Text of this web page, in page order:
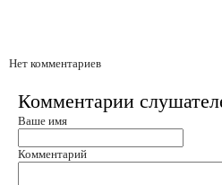
Нет комментариев
Комментарии
Ваше имя
Комментарий